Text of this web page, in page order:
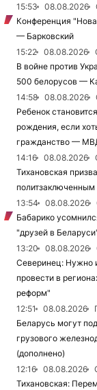
15:53
08.08.2026
Конференция
— Барковский
15:22
08.08.2026
В войне против
500 белорусов —
14:58
08.08.2026
Ребенок
рождения, если
гражданство —
14:16
08.08.2026
Тихановская
13:54
08.08.2026
Бабарико
"друзей в
13:20
08.08.2026
Северинец: Нужно
провести в
реформ"
12:51
08.08.2026
Беларусь могут
грузового
(дополнено)
12:16
08.08.2026
Тихановская: